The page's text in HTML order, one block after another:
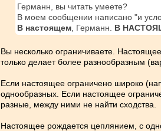
Германн, вы читать умеете?
В моем сообщении написано "и
В настоящем , Германн. В
Вы несколько ограничиваете.
только делает более разнообразным
Если настоящее ограничено широко
однообразных. Если настоящее
разные, между ними не найти сходства.
Настоящее рождается цеплянием, с